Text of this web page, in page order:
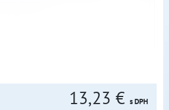
13,23 € s DPH